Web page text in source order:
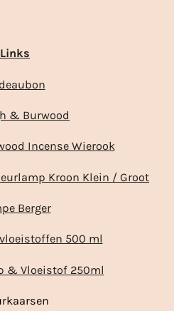
Links
& Burwood
Incense Wierook
Kroon Klein / Groot
Berger
500 ml
& Vloeistof 250ml